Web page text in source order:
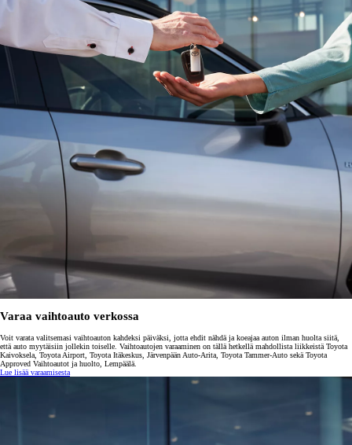
Varaa vaihtoauto verkossa
Voit varata valitsemasi vaihtoauton kahdeksi päiväksi, jotta ehdit nähdä ja koeajaa auton ilman huolta siitä,
että auto myytäisiin jollekin toiselle. Vaihtoautojen varaaminen on tällä hetkellä mahdollista liikkeistä Toyota
Kaivoksela, Toyota Airport, Toyota Itäkeskus, Järvenpään Auto-Arita, Toyota Tammer-Auto sekä Toyota
Approved Vaihtoautot ja huolto, Lempäälä.
Lue lisää varaamisesta